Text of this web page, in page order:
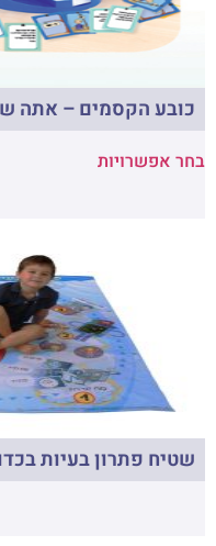
כובע הקסמים – אתה
בחר אפשרויות
שטיח פתרון בעיות